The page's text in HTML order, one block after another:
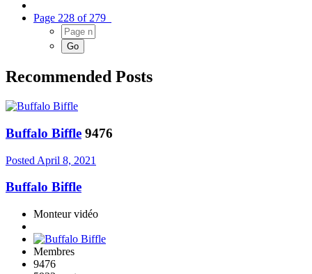
Page 228 of 279
Recommended Posts
Buffalo Biffle 9476
Posted April 8, 2021
Buffalo Biffle
Monteur vidéo
Membres
9476